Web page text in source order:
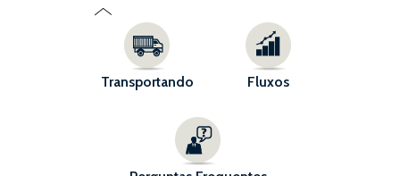
Transportando Fluxos